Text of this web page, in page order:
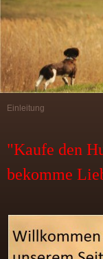
Einleitung
"Kaufe den
bekomme